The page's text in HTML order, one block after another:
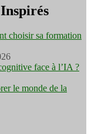
choisir sa formation
face à l’IA ?
le monde de la